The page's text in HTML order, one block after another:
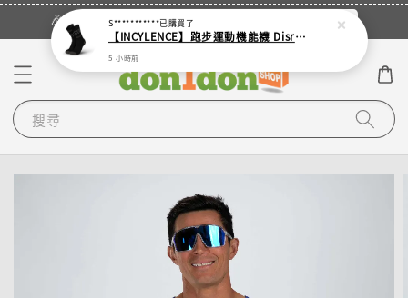
🎉登入會員・領取您的專屬折扣券！ 立即登入
搜尋
S***********已購買了
【INCYLENCE】跑步運動機能襪 Disrupts Black
5 小時前